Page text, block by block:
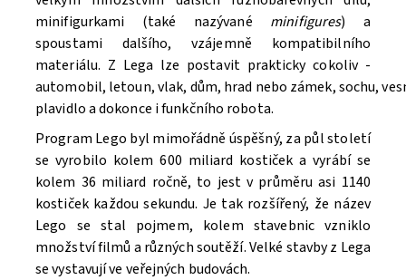
Souhlasím seZpracováním osobních údajů.
minifigurkami (také nazývané minifigures) a
spoustami dalšího, vzájemně kompatibilního
materiálu. Z Lega lze postavit prakticky cokoliv -
automobil, letoun, vlak, dům, hrad nebo zámek, sochu,
plavidlo a dokonce i funkčního robota.
Program Lego byl mimořádně úspěšný, za půl století
se vyrobilo kolem 600 miliard kostiček a vyrábí se
kolem 36 miliard ročně, to jest v průměru asi 1140
kostiček každou sekundu. Je tak rozšířený, že název
Lego se stal pojmem, kolem stavebnic vzniklo
množství filmů a různých soutěží. Velké stavby z Lega
se vystavují ve veřejných budovách.